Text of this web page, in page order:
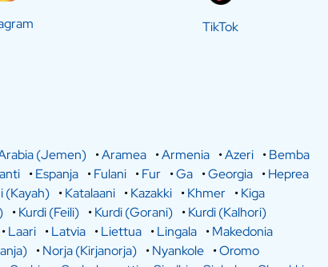
TikTok
(Jemen) •Aramea •Armenia •Azeri •Bemba
•Espanja •Fulani •Fur •Ga •Georgia •Heprea
(Kayah) •Katalaani •Kazakki •Khmer •Kiga
•Kurdi (Feili) •Kurdi (Gorani) •Kurdi (Kalhori)
•Laari •Latvia •Liettua •Lingala •Makedonia
•Norja (Kirjanorja) •Nyankole •Oromo